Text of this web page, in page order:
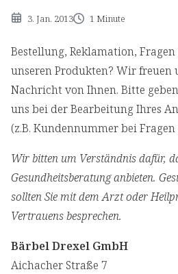
3. Jan. 2013 1 Minute
Bestellung, Reklamation,
unseren Produkten? Wir freuen
Nachricht von Ihnen. Bitte
uns bei der Bearbeitung Ihres
(z.B. Kundennummer bei
Wir bitten um Verständnis dafür,
Gesundheitsberatung anbieten.
sollten Sie mit dem Arzt oder
Vertrauens besprechen.
Bärbel Drexel GmbH
⁠Aichacher Straße 7